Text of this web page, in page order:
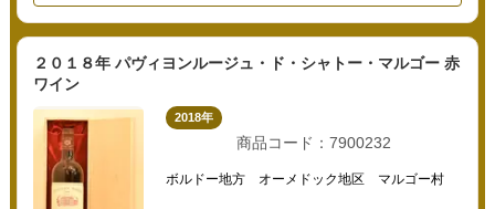
２０１８年 パヴィヨンルージュ・ド・シャトー・マルゴー 赤
ワイン
2018年
商品コード：7900232
ボルドー地方 オーメドック地区 マルゴー村